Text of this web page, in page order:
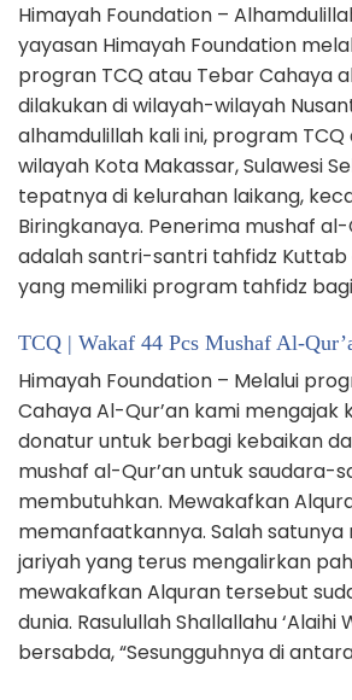
Himayah Foundation –
yayasan Himayah Foundation
progran TCQ atau Tebar Cahaya
dilakukan di wilayah-wilayah
alhamdulillah kali ini, program
wilayah Kota Makassar, Sulawesi
tepatnya di kelurahan laikang,
Biringkanaya. Penerima mushaf
adalah santri-santri tahfidz
yang memiliki program tahfidz
TCQ | Wakaf 44 Pcs Mushaf Al-
Himayah Foundation – Melalui
Cahaya Al-Qur’an kami mengajak
donatur untuk berbagi kebaikan
mushaf al-Qur’an untuk saudara-
membutuhkan. Mewakafkan
memanfaatkannya. Salah
jariyah yang terus mengalirkan
mewakafkan Alquran tersebut
dunia. Rasulullah Shallallahu ‘Alaihi
bersabda, “Sesungguhnya di